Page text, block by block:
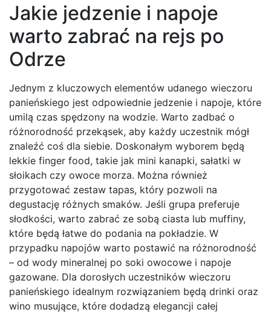
Jakie jedzenie i napoje
warto zabrać na rejs po
Odrze
Jednym z kluczowych elementów udanego wieczoru
panieńskiego jest odpowiednie jedzenie i napoje, które
umilą czas spędzony na wodzie. Warto zadbać o
różnorodność przekąsek, aby każdy uczestnik mógł
znaleźć coś dla siebie. Doskonałym wyborem będą
lekkie finger food, takie jak mini kanapki, sałatki w
słoikach czy owoce morza. Można również
przygotować zestaw tapas, który pozwoli na
degustację różnych smaków. Jeśli grupa preferuje
słodkości, warto zabrać ze sobą ciasta lub muffiny,
które będą łatwe do podania na pokładzie. W
przypadku napojów warto postawić na różnorodność
– od wody mineralnej po soki owocowe i napoje
gazowane. Dla dorosłych uczestników wieczoru
panieńskiego idealnym rozwiązaniem będą drinki oraz
wino musujące, które dodadzą elegancji całej